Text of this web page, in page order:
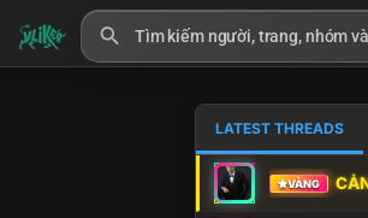
LATEST THREADS
VÀNG